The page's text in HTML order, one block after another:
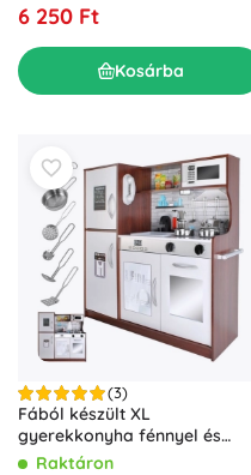
6 250 Ft
Kosárba
(3)
Fából készült XL
gyerekkonyha fénnyel és
hangokkal – 22114
Raktáron